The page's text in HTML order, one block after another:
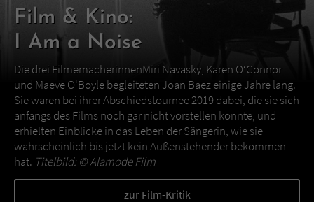
Film & Kino:
I Am a Noise
Die drei FilmemacherinnenMiri Navasky, Karen O‘Connor
und Maeve O‘Boyle begleiteten Joan Baez einige Jahre lang.
Sie waren bei ihrer Abschiedstournee 2019 dabei, die sie sich
anfangs des Films noch gar nicht vorstellen konnte, und
erhielten Einblicke in das Leben der Sängerin, wie sie
wahrscheinlich bis jetzt kein Außenstehender bekommen
hat. Titelbild: ©Alamode Film
zur Film-Kritik